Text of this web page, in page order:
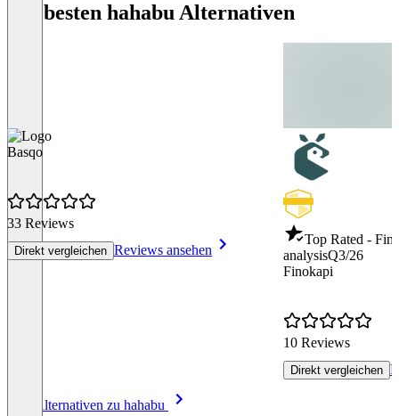
Die besten hahabu Alternativen
Basqo
33 Reviews
Direkt vergleichen Reviews ansehen
Top Rated -
analysisQ3/26
Finokapi
10 Reviews
Direkt vergleichen
Alle Alternativen zu hahabu